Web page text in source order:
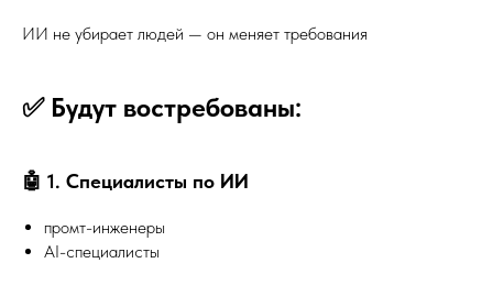
ИИ не убирает людей — он меняет требования
✅ Будут востребованы:
🤖 1. Специалисты по ИИ
промт-инженеры
AI-специалисты